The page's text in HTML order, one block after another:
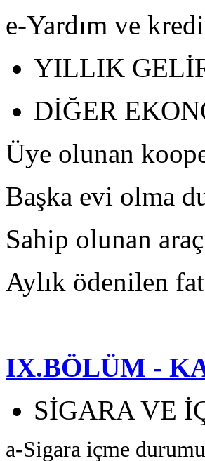
e-Yardım ve kredi
YILLIK
DİĞER
Üye olunan
Başka evi olma
Sahip olunan
Aylık ödenilen
IX.BÖLÜM -
SİGARA VE
a-Sigara içme durumu